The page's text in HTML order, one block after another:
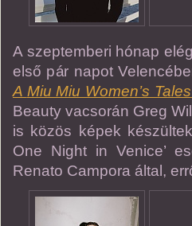
A szeptemberi hónap
első pár napot
A Miu Miu Women’s
Beauty vacsorán Greg
is közös képek
One Night in Venice’
Renato Campora által,